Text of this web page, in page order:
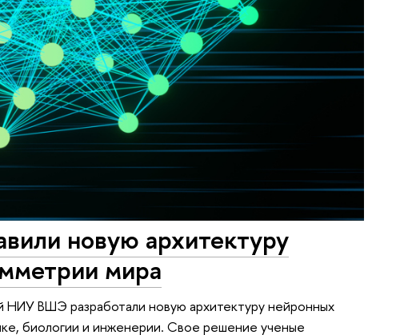
новую архитектуру
мира
ВШЭ разработали новую архитектуру нейронных
биологии и инженерии. Свое решение ученые